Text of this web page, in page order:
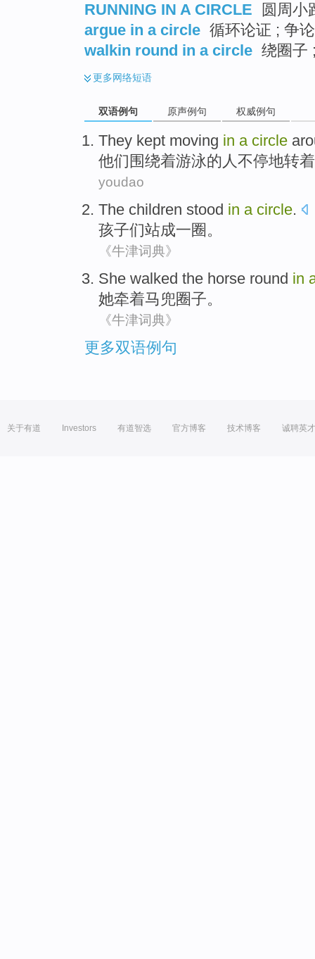
RUNNING IN A CIRCLE
圆周小
argue in a circle 循环论证 ; 争
walkin round in a circle 绕圈子
更多网络短语
双语例句 原声例句 权威例句
They kept moving in a circle
他们 围绕着游泳的人不停地转
youdao
The children stood in a circle.
孩子们站成一圈。
《牛津词典》
She walked the horse round in
她牵着马兜圈子。
《牛津词典》
更多双语例句
关于有道 Investors 有道智选 官方博客 技术博客 诚聘英才